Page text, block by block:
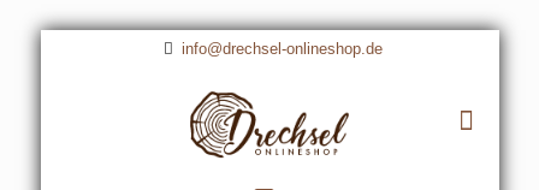
info@drechsel-onlineshop.de